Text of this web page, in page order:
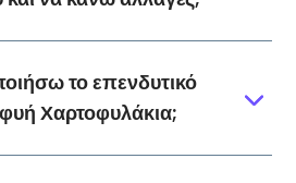
το επενδυτικό
Χαρτοφυλάκια;